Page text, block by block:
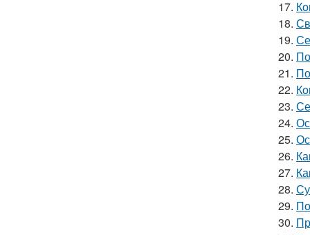
17.
18.
19.
20.
21.
22.
23.
24.
25.
26.
27.
28.
29.
30.